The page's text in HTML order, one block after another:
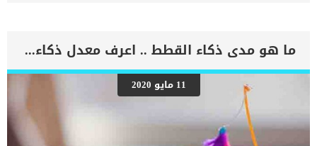
للغاية يسبب الضيق والإحراج والإزعاج لصاحبة والمحيطين به، ويتساءل
الكثيرون عن أسباب أنين و عواء الكلاب عندما يقوم بالنباح بصوت عالي
وبشكل مستمر خاصة في المساء كثيرًا ما يحاول المربي إسكات الكلب ولا
يستطيع القيام بذلك لسبب أو لآخر، واليوم سوف نقدم لك سبب نباح
وعواء الكلاب، وكيفية التعامل مع الكلب في هذه الحالة. ما هو سبب نباح
الكلاب عندما ينبح كلبك فذلك دليل على احتياجه لشيء ما أو رغبته في
إخبارك بشيء، ولكن الكلاب لا تجيد التعبير ولا تعبر عن ما تريده إلا بالنباح
ما هو مدى ذكاء القطط .. اعرف معدل ذكاء قطتك
11 مايو 2020